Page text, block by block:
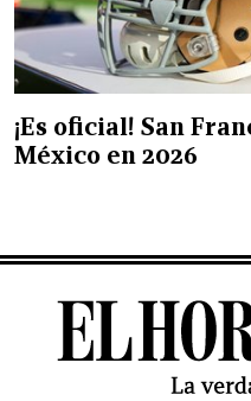
¡Es oficial! San
México en 2026